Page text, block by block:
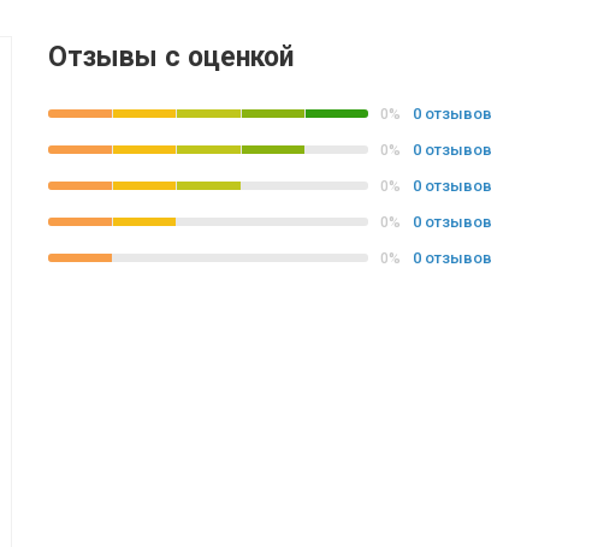
Отзывы с оценкой
0% 0 отзывов
0% 0 отзывов
0% 0 отзывов
0% 0 отзывов
0% 0 отзывов